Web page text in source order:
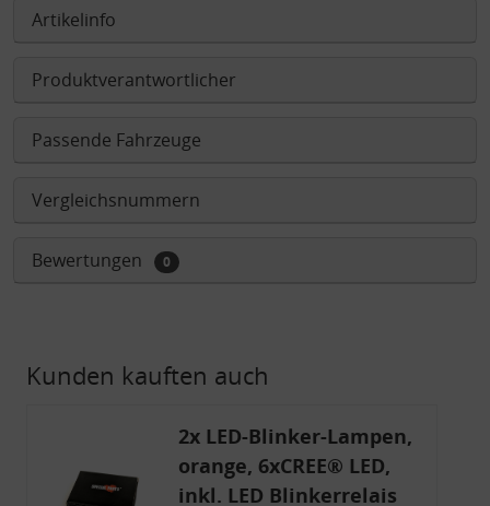
Artikelinfo
Produktverantwortlicher
Passende Fahrzeuge
Vergleichsnummern
Bewertungen 0
Kunden kauften auch
2x LED-Blinker-Lampen,
orange, 6xCREE® LED,
inkl. LED Blinkerrelais